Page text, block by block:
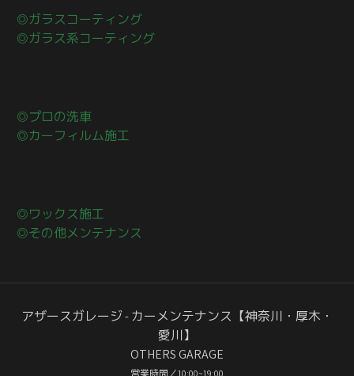
◎ガラスコーティング
◎ガラス系コーティング
◎プロの洗車
◎カーフィルム施工
◎ワックス施工
◎その他メンテナンス
アザースガレージ - カーメンテナンス【神奈川・厚木・
愛川】
OTHERS GARAGE
営業時間／10:00~19:00